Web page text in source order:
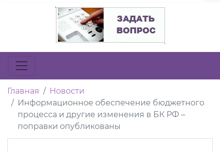
Главная
Новости
Информационное обеспечение бюджетного
процесса и другие изменения в БК РФ –
поправки опубликованы